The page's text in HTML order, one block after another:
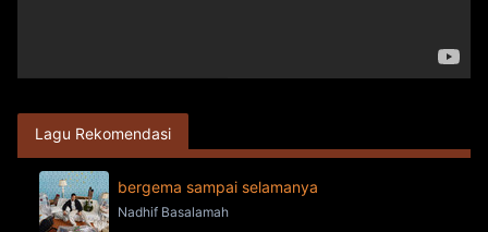
Lagu Rekomendasi
bergema sampai selamanya
Nadhif Basalamah